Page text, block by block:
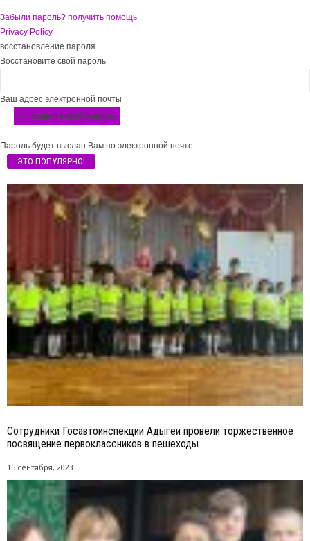
Забыли пароль? получить помощь
Privacy Policy
восстановление пароля
Восстановите свой пароль
Ваш адрес электронной почты
Пароль будет выслан Вам по электронной почте.
ЭТО ПОПУЛЯРНО!
Сотрудники Госавтоинспекции Адыгеи провели торжественное
посвящение первоклассников в пешеходы
15 сентября, 2023